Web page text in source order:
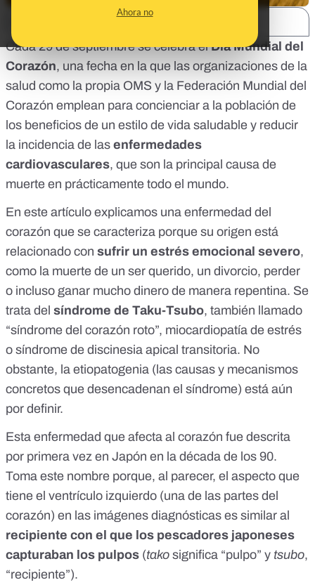
Ahora no
Cada 29 de septiembre se celebra elDía Mundial del
Corazón, una fecha en la que las organizaciones de la
salud como la propia OMS y la Federación Mundial del
Corazón emplean para concienciar a la población de
los beneficios de un estilo de vida saludable y reducir
la incidencia de las enfermedades
cardiovasculares, que son la principal causa de
muerte en prácticamente todo el mundo.
En este artículo explicamos una enfermedad del
corazón que se caracteriza porque su origen está
relacionado con sufrir un estrés emocional severo,
como la muerte de un ser querido, un divorcio, perder
o incluso ganar mucho dinero de manera repentina. Se
trata del síndrome de Taku-Tsubo, también llamado
“síndrome del corazón roto”, miocardiopatía de estrés
o síndrome de discinesia apical transitoria. No
obstante, la etiopatogenia (las causas y mecanismos
concretos que desencadenan el síndrome) está aún
por definir.
Esta enfermedad que afecta al corazón fue descrita
por primera vez en Japón en la década de los 90.
Toma este nombre porque, al parecer, el aspecto que
tiene el ventrículo izquierdo (una de las partes del
corazón) en las imágenes diagnósticas es similar al
recipiente con el que los pescadores japoneses
capturaban los pulpos (tako significa “pulpo” y tsubo,
“recipiente”).